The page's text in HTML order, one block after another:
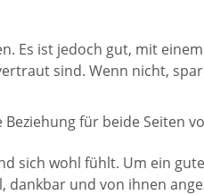
Es ist jedoch gut, mit
sind. Wenn nicht,
für beide Seiten
sich wohl fühlt. Um ein
und von ihnen